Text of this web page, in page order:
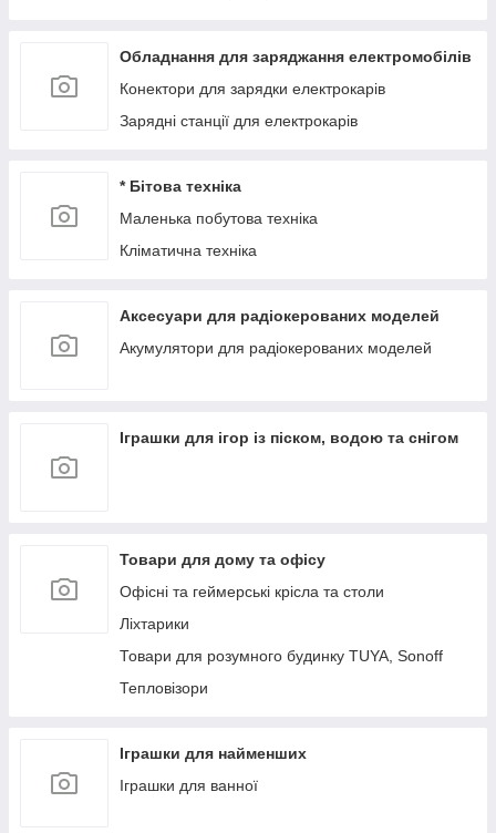
Обладнання для заряджання електромобілів
Конектори для зарядки електрокарів
Зарядні станції для електрокарів
* Бітова техніка
Маленька побутова техніка
Кліматична техніка
Аксесуари для радіокерованих моделей
Aкумулятори для радіокерованих моделей
Іграшки для ігор із піском, водою та снігом
Товари для дому та офісу
Офісні та геймерські крісла та столи
Ліхтарики
Товари для розумного будинку TUYA, Sonoff
Тепловізори
Іграшки для найменших
Іграшки для ванної